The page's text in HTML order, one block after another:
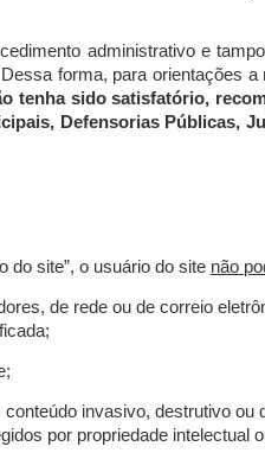
administrativo e
forma, para orientações
tenha sido satisfatório,
Defensorias Públicas,
do site”, o usuário do site não
de rede ou de correio
invasivo, destrutivo ou
por propriedade